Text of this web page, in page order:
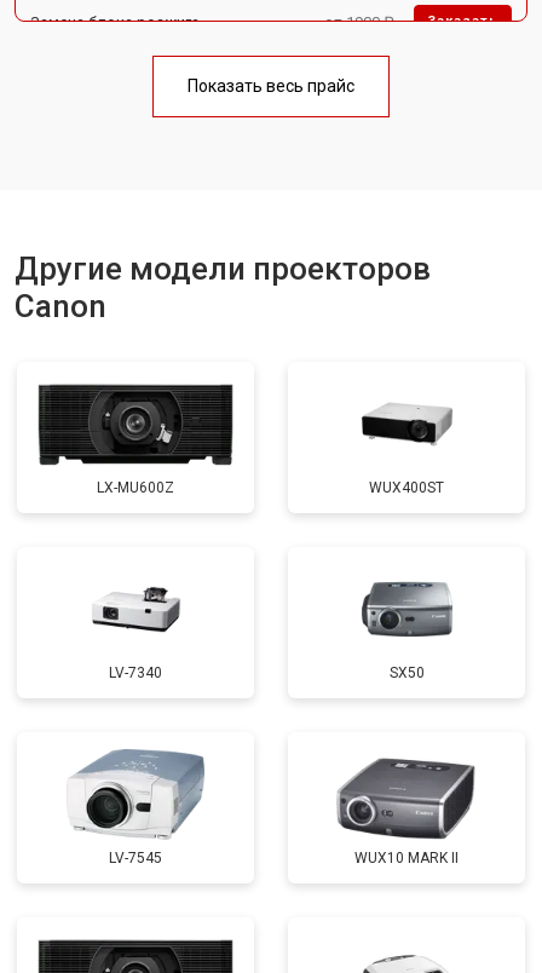
Замена блока розжига от 1900 ₽ Заказать
Показать весь прайс
Другие модели проекторов
Canon
LX-MU600Z WUX400ST
LV-7340 SX50
LV-7545 WUX10 MARK II